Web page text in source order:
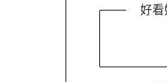
好